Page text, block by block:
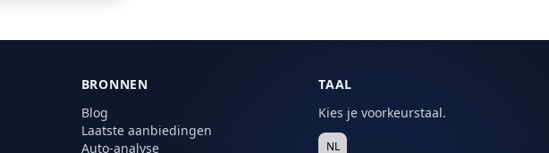
BRONNEN
Blog
Laatste aanbiedingen
Auto-analyse
TAAL
Kies je voorkeurstaal.
NL